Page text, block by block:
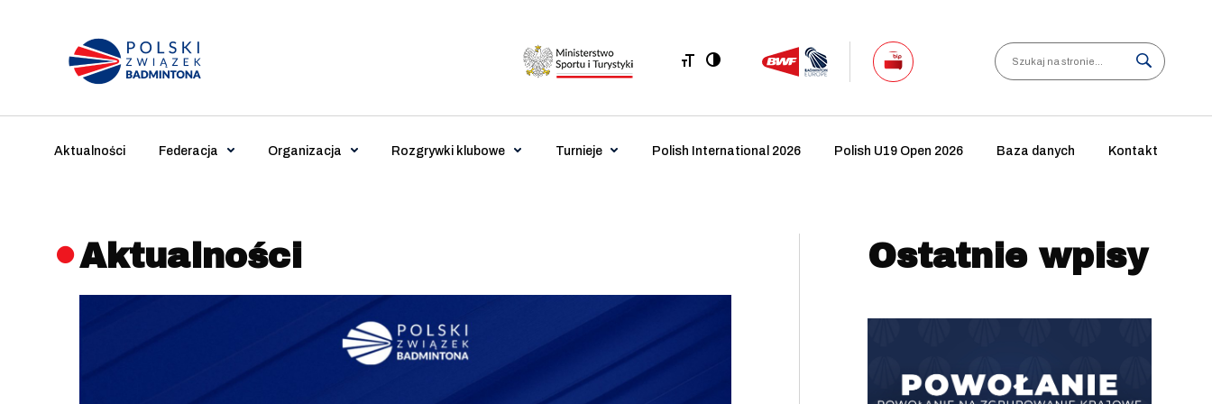
Main Navigation
Search
Aktualności Federacja Organizacja Rozgrywki klubowe Turnieje Polish International 2026 Polish U19 Open 2026 Baza danych Kontakt
Aktualności Ostatnie wpisy